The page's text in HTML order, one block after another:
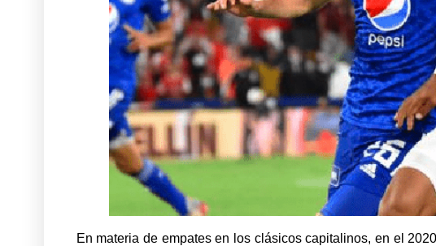
En materia de empates en los clásicos capitalinos, en el